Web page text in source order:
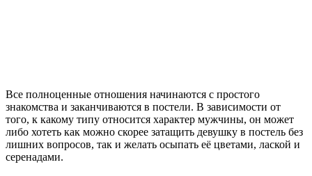
Все полноценные отношения начинаются с простого
знакомства и заканчиваются в постели. В зависимости от
того, к какому типу относится характер мужчины, он может
либо хотеть как можно скорее затащить девушку в постель без
лишних вопросов, так и желать осыпать её цветами, лаской и
серенадами.